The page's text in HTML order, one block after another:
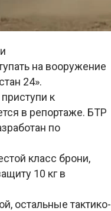
на вооружение
24».
к
в репортаже. БТР
по
класс брони,
10 кг в
остальные тактико-